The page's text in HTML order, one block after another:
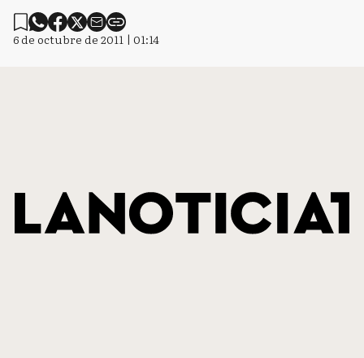
6 de octubre de 2011 | 01:14